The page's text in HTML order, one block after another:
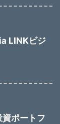
LINKビジ
ポートフ